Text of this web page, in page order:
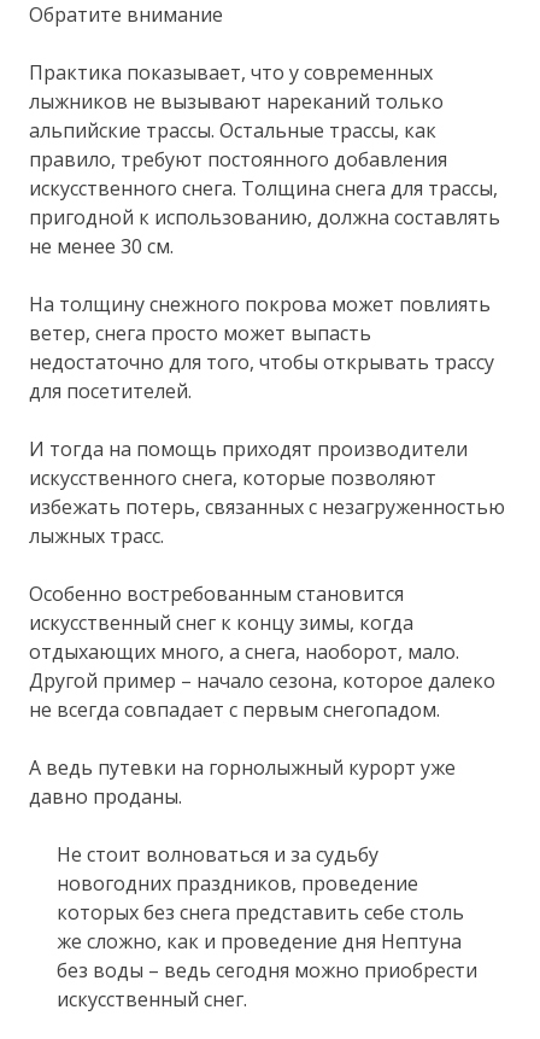
Обратите внимание
Практика показывает, что у современных
лыжников не вызывают нареканий только
альпийские трассы. Остальные трассы, как
правило, требуют постоянного добавления
искусственного снега. Толщина снега для трассы,
пригодной к использованию, должна составлять
не менее 30 см.
На толщину снежного покрова может повлиять
ветер, снега просто может выпасть
недостаточно для того, чтобы открывать трассу
для посетителей.
И тогда на помощь приходят производители
искусственного снега, которые позволяют
избежать потерь, связанных с незагруженностью
лыжных трасс.
Особенно востребованным становится
искусственный снег к концу зимы, когда
отдыхающих много, а снега, наоборот, мало.
Другой пример – начало сезона, которое далеко
не всегда совпадает с первым снегопадом.
А ведь путевки на горнолыжный курорт уже
давно проданы.
Не стоит волноваться и за судьбу
новогодних праздников, проведение
которых без снега представить себе столь
же сложно, как и проведение дня Нептуна
без воды – ведь сегодня можно приобрести
искусственный снег.